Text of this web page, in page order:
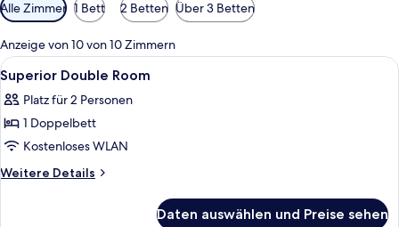
Filter
für
Zimmer
Alle Zimmer 1 Bett 2 Betten Über 3 Betten
Anzeige von 10 von 10 Zimmern
Alle
Fotos
für
Superior
Double
Room
Ein Hotelzimmer mit Bett,
2
Superior Double Room
Platz für 2 Personen
1 Doppelbett
Kostenloses WLAN
Weitere Details
Weitere
Daten auswählen und Preise sehen